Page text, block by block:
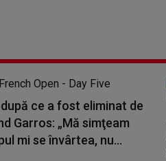
ce a fost eliminat de
Garros: „Mă simţeam
mi se învârtea, nu...